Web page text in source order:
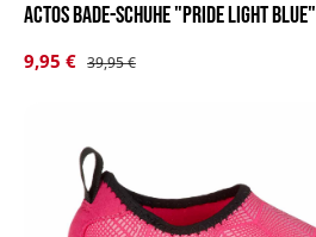
Actos Bade-Schuhe "Pride light blue"
Verkaufspreis:
9,95 € Regulärer Preis:
39,95 €